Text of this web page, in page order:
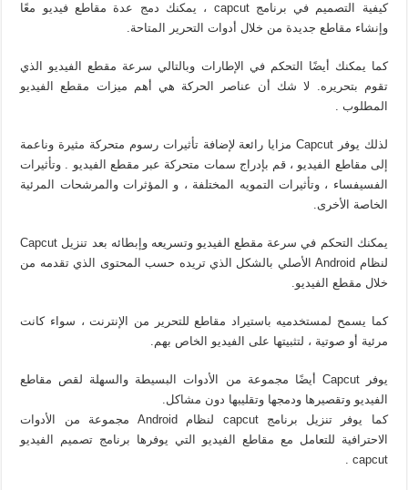
كيفية التصميم في برنامج capcut ، يمكنك دمج عدة مقاطع فيديو معًا
وإنشاء مقاطع جديدة من خلال أدوات التحرير المتاحة.
كما يمكنك أيضًا التحكم في الإطارات وبالتالي سرعة مقطع الفيديو الذي
تقوم بتحريره. لا شك أن عناصر الحركة هي أهم ميزات مقطع الفيديو
المطلوب .
لذلك يوفر Capcut مزايا رائعة لإضافة تأثيرات رسوم متحركة مثيرة وناعمة
إلى مقاطع الفيديو ، قم بإدراج سمات متحركة عبر مقطع الفيديو . وتأثيرات
الفسيفساء ، وتأثيرات التمويه المختلفة ، و المؤثرات والمرشحات المرئية
الخاصة الأخرى.
يمكنك التحكم في سرعة مقطع الفيديو وتسريعه وإبطائه بعد تنزيل Capcut
لنظام Android الأصلي بالشكل الذي تريده حسب المحتوى الذي تقدمه من
خلال مقطع الفيديو.
كما يسمح لمستخدميه باستيراد مقاطع للتحرير من الإنترنت ، سواء كانت
مرئية أو صوتية ، لتثبيتها على الفيديو الخاص بهم.
يوفر Capcut أيضًا مجموعة من الأدوات البسيطة والسهلة لقص مقاطع
الفيديو وتقصيرها ودمجها وتقليبها دون مشاكل.
كما يوفر تنزيل برنامج capcut لنظام Android مجموعة من الأدوات
الاحترافية للتعامل مع مقاطع الفيديو التي يوفرها برنامج تصميم الفيديو
capcut .